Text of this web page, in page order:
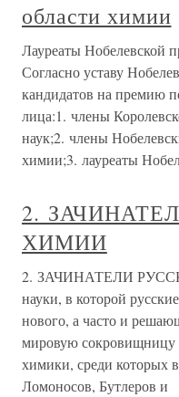
области химии
Лауреаты Нобелевской
Согласно уставу
кандидатов на премию
лица:1. члены
наук;2. члены
химии;3. лауреаты
2.
ХИМИИ
2. ЗАЧИНАТЕЛИ
науки, в которой
нового, а часто и
мировую сокровищницу
химики, среди которых
Ломоносов, Бутлеров и